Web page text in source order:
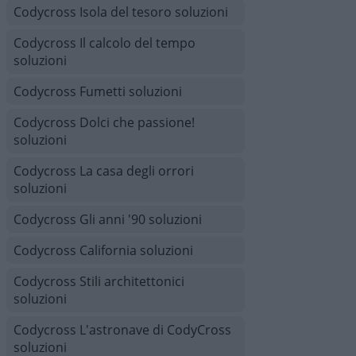
Codycross Isola del tesoro soluzioni
Codycross Il calcolo del tempo
soluzioni
Codycross Fumetti soluzioni
Codycross Dolci che passione!
soluzioni
Codycross La casa degli orrori
soluzioni
Codycross Gli anni '90 soluzioni
Codycross California soluzioni
Codycross Stili architettonici
soluzioni
Codycross L'astronave di CodyCross
soluzioni